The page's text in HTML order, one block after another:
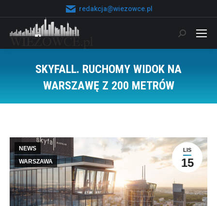
redakcja@wiezowce.pl
Szukaj:
SKYFALL. RUCHOMY WIDOK NA
WARSZAWĘ Z 200 METRÓW
LIS
15
NEWS
WARSZAWA